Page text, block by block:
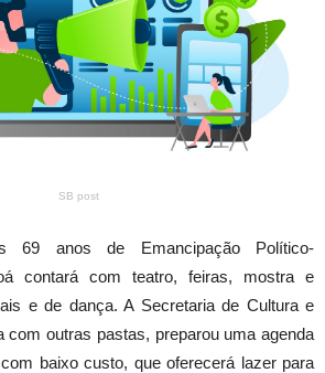
SB post
69 anos de Emancipação Político-
contará com teatro, feiras, mostra e
e de dança. A Secretaria de Cultura e
com outras pastas, preparou uma agenda
baixo custo, que oferecerá lazer para